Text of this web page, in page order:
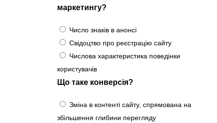
маркетингу?
Число знаків в анонсі
Свідоцтво про реєстрацію сайту
Числова характеристика поведінки
користувачів
Що таке конверсія?
Зміна в контенті сайту, спрямована на
збільшення глибини перегляду